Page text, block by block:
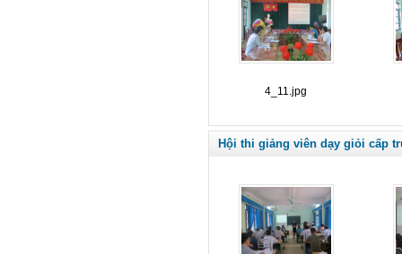
4_11.jpg
Hội thi giảng viên dạy giỏi cấp